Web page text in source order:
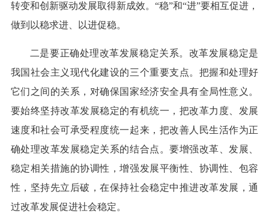
转变和创新驱动发展取得新成效。“稳”和“进”要相互促进，
做到以稳求进、以进促稳。
二是要正确处理改革发展稳定关系。改革发展稳定是
我国社会主义现代化建设的三个重要支点。把握和处理好
它们之间的关系，对确保国家经济安全具有全局性意义。
要始终坚持改革发展稳定的有机统一，把改革力度、发展
速度和社会可承受程度统一起来，把改善人民生活作为正
确处理改革发展稳定关系的结合点。要增强改革、发展、
稳定相关措施的协调性，增强发展平衡性、协调性、包容
性，坚持先立后破，在保持社会稳定中推进改革发展，通
过改革发展促进社会稳定。